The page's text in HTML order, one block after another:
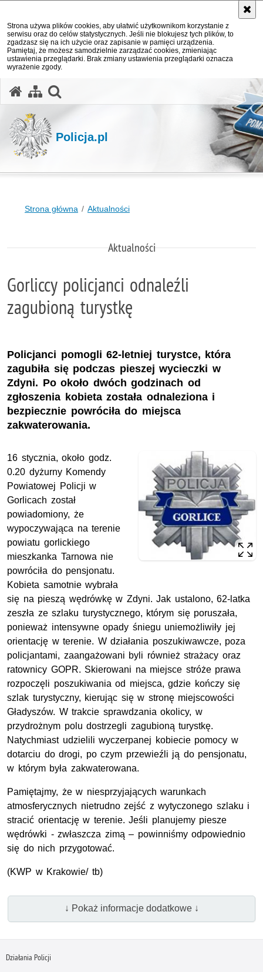
Strona używa plików cookies, aby ułatwić użytkownikom korzystanie z
serwisu oraz do celów statystycznych. Jeśli nie blokujesz tych plików, to
zgadzasz się na ich użycie oraz zapisanie w pamięci urządzenia.
Pamiętaj, że możesz samodzielnie zarządzać cookies, zmieniając
ustawienia przeglądarki. Brak zmiany ustawienia przeglądarki oznacza
wyrażenie zgody.
Policja.pl
Strona główna Aktualności
Aktualności
Gorliccy policjanci odnaleźli
zagubioną turystkę
Policjanci pomogli 62-letniej turystce, która
zagubiła się podczas pieszej wycieczki w
Zdyni. Po około dwóch godzinach od
zgłoszenia kobieta została odnaleziona i
bezpiecznie powróciła do miejsca
zakwaterowania.
16 stycznia, około godz.
0.20 dyżurny Komendy
Powiatowej Policji w
Gorlicach został
powiadomiony, że
wypoczywająca na terenie
powiatu gorlickiego
mieszkanka Tarnowa nie
powróciła do pensjonatu.
Kobieta samotnie wybrała
się na pieszą wędrówkę w Zdyni. Jak ustalono, 62-latka
zeszła ze szlaku turystycznego, którym się poruszała,
ponieważ intensywne opady śniegu uniemożliwiły jej
orientację w terenie. W działania poszukiwawcze, poza
policjantami, zaangażowani byli również strażacy oraz
ratownicy GOPR. Skierowani na miejsce stróże prawa
rozpoczęli poszukiwania od miejsca, gdzie kończy się
szlak turystyczny, kierując się w stronę miejscowości
Gładyszów. W trakcie sprawdzania okolicy, w
przydrożnym polu dostrzegli zagubioną turystkę.
Natychmiast udzielili wyczerpanej kobiecie pomocy w
dotarciu do drogi, po czym przewieźli ją do pensjonatu,
w którym była zakwaterowana.
Pamiętajmy, że w niesprzyjających warunkach
atmosferycznych nietrudno zejść z wytyczonego szlaku i
stracić orientację w terenie. Jeśli planujemy piesze
wędrówki - zwłaszcza zimą – powinniśmy odpowiednio
się do nich przygotować.
(KWP w Krakowie/ tb)
↓ Pokaż informacje dodatkowe ↓
Działania Policji